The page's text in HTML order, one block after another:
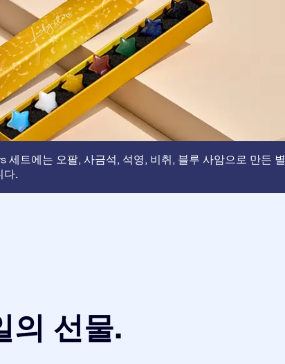
세트에는 오팔, 사금석, 석영, 비취, 블루 사암으로 만든 별
다.
의 선물.